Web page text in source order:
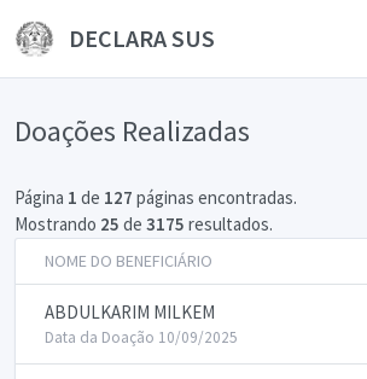
DECLARA SUS
Doações Realizadas
Página 1 de 127 páginas encontradas.
Mostrando 25 de 3175 resultados.
NOME DO BENEFICIÁRIO
ABDULKARIM MILKEM
Data da Doação 10/09/2025